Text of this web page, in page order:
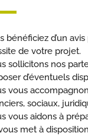
bénéficiez d’un
de votre projet.
sollicitons nos
d’éventuels
vous
sociaux,
vous aidons à
met à